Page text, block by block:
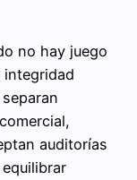
no hay juego
auditorías